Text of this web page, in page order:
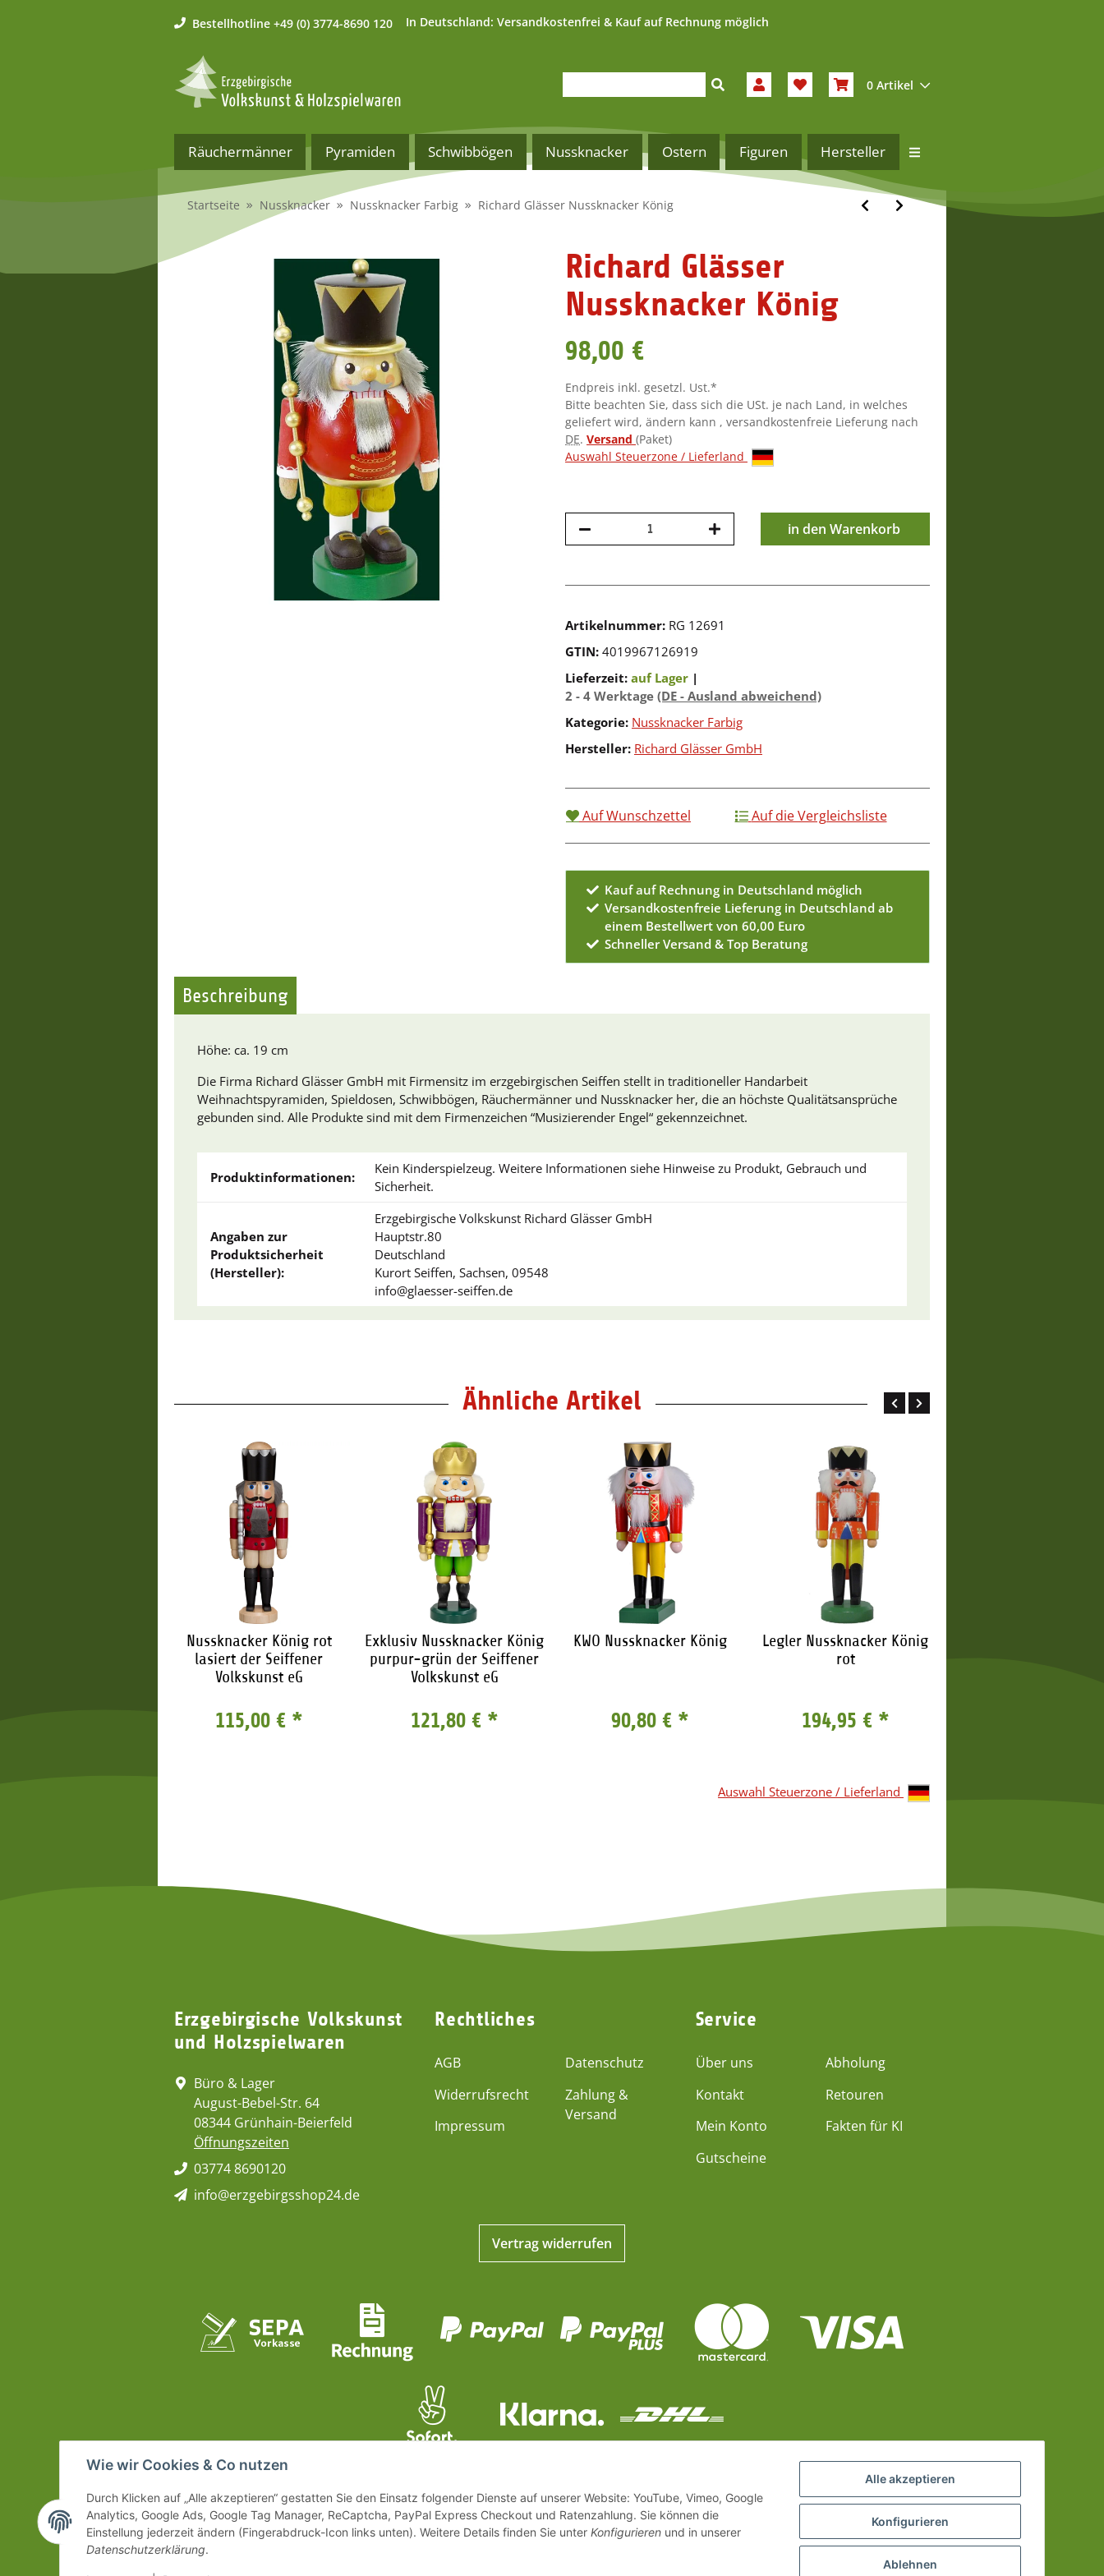
Bestellhotline +49 (0) 3774-8690 120 In Deutschland: Versandkostenfrei & Kauf auf Rechnung möglich
0 Artikel
Räuchermänner Pyramiden Schwibbögen Nussknacker Ostern Figuren Hersteller
Startseite Nussknacker Nussknacker Farbig Richard Glässer Nussknacker König
Richard Glässer
Nussknacker König
98,00 €
Endpreis inkl. gesetzl. Ust.*
Bitte beachten Sie, dass sich die USt. je nach Land, in welches
geliefert wird, ändern kann , versandkostenfreie Lieferung nach
DE. Versand (Paket)
Auswahl Steuerzone / Lieferland
in den Warenkorb
Artikelnummer: RG 12691
GTIN: 4019967126919
Lieferzeit: auf Lager |
2 - 4 Werktage (DE - Ausland abweichend)
Kategorie: Nussknacker Farbig
Hersteller: Richard Glässer GmbH
Auf Wunschzettel Auf die Vergleichsliste
Kauf auf Rechnung in Deutschland möglich
Versandkostenfreie Lieferung in Deutschland ab
einem Bestellwert von 60,00 Euro
Schneller Versand & Top Beratung
Beschreibung
Höhe: ca. 19 cm
Die Firma Richard Glässer GmbH mit Firmensitz im erzgebirgischen Seiffen stellt in traditioneller Handarbeit
Weihnachtspyramiden, Spieldosen, Schwibbögen, Räuchermänner und Nussknacker her, die an höchste Qualitätsansprüche
gebunden sind. Alle Produkte sind mit dem Firmenzeichen “Musizierender Engel“ gekennzeichnet.
Produktinformationen:
Kein Kinderspielzeug. Weitere Informationen siehe Hinweise zu Produkt, Gebrauch und
Sicherheit.
Angaben zur
Produktsicherheit
(Hersteller):
Erzgebirgische Volkskunst Richard Glässer GmbH
Hauptstr.80
Deutschland
Kurort Seiffen, Sachsen, 09548
info@glaesser-seiffen.de
Ähnliche Artikel
Nussknacker König rot
lasiert der Seiffener
Volkskunst eG
115,00 € *
Exklusiv Nussknacker König
purpur-grün der Seiffener
Volkskunst eG
121,80 € *
KWO Nussknacker König
90,80 € *
Legler Nussknacker König
rot
194,95 € *
Auswahl Steuerzone / Lieferland
Erzgebirgische Volkskunst
und Holzspielwaren
Büro & Lager
August-Bebel-Str. 64
08344 Grünhain-Beierfeld
Öffnungszeiten
03774 8690120
info@erzgebirgsshop24.de
Rechtliches
AGB
Widerrufsrecht
Impressum
Datenschutz
Zahlung &
Versand
Service
Über uns
Kontakt
Mein Konto
Gutscheine
Abholung
Retouren
Fakten für KI
Vertrag widerrufen
Wie wir Cookies & Co nutzen
Durch Klicken auf „Alle akzeptieren“ gestatten Sie den Einsatz folgender Dienste auf unserer Website: YouTube, Vimeo, Google
Analytics, Google Ads, Google Tag Manager, ReCaptcha, PayPal Express Checkout und Ratenzahlung. Sie können die
Einstellung jederzeit ändern (Fingerabdruck-Icon links unten). Weitere Details finden Sie unter Konfigurieren und in unserer
Datenschutzerklärung.
Alle akzeptieren
Konfigurieren
Ablehnen